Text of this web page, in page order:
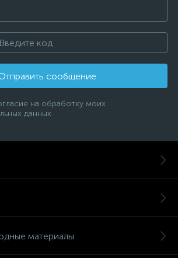
сообщение
на обработку моих
данных
материалы